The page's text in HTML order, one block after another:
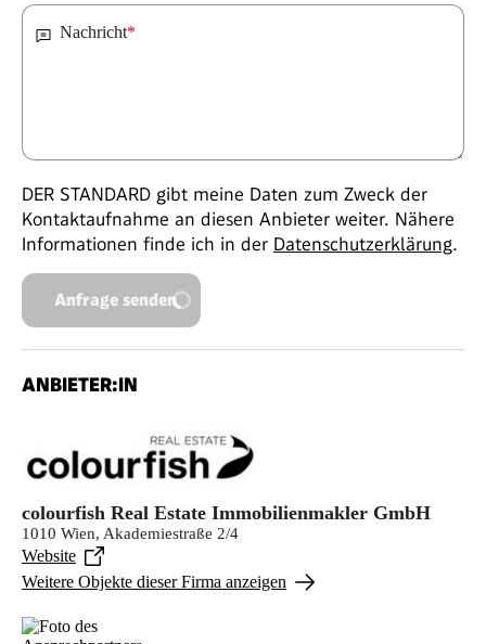
Nachricht*
DER STANDARD gibt meine Daten zum Zweck der
Kontaktaufnahme an diesen Anbieter weiter. Nähere
Informationen finde ich in der Datenschutzerklärung.
Anfrage senden
ANBIETER:IN
colourfish Real Estate Immobilienmakler GmbH
1010 Wien, Akademiestraße 2/4
Website
Weitere Objekte dieser Firma anzeigen